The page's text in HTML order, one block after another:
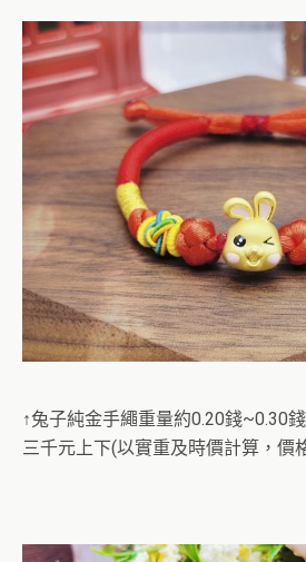
↑兔子純金手繩重量約0.20錢~0.30
三千元上下(以實重及時價計算，價